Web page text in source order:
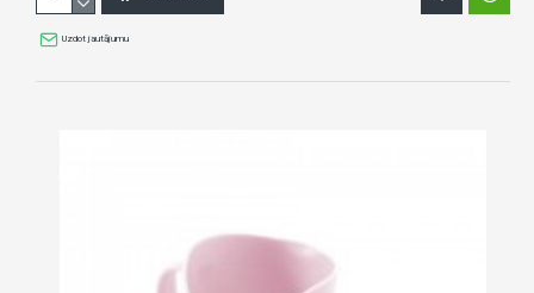
Uzdot jautājumu